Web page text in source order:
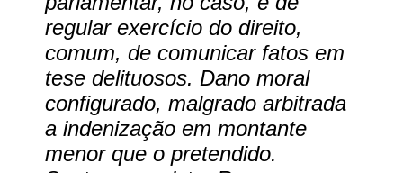
regular exercício do direito,
comum, de comunicar fatos em
tese delituosos. Dano moral
configurado, malgrado arbitrada
a indenização em montante
menor que o pretendido.